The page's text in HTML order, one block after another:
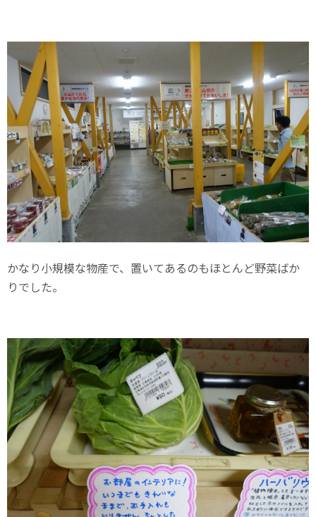
かなり小規模な物産で、置いてあるのもほとんど野菜ばか
りでした。